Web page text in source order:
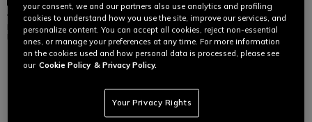
VIRTUS DERMIZAX EV™ -
DOUDOUNE IMPERMÉABLE POUR
FEMME
€ 579
your consent, we and our partners also use analytics and profiling
cookies to understand how you use the site, improve our services, and
personalize content. You can accept all cookies, reject non-essential
ones, or manage your preferences at any time. For more information
on the cookies used and how personal data is processed, please see
our Cookie Policy & Privacy Policy.
Your Privacy Rights